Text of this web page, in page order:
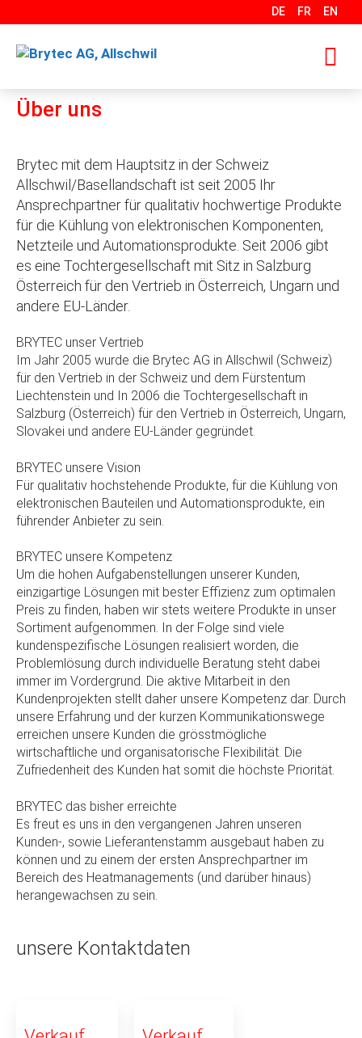
zum
Inhalt
DE FR EN
Über uns
Brytec mit dem Hauptsitz in der Schweiz
Allschwil/Basellandschaft ist seit 2005 Ihr
Ansprechpartner für qualitativ hochwertige Produkte
für die Kühlung von elektronischen Komponenten,
Netzteile und Automationsprodukte. Seit 2006 gibt
es eine Tochtergesellschaft mit Sitz in Salzburg
Österreich für den Vertrieb in Österreich, Ungarn und
andere EU-Länder.
BRYTEC unser Vertrieb
Im Jahr 2005 wurde die Brytec AG in Allschwil (Schweiz)
für den Vertrieb in der Schweiz und dem Fürstentum
Liechtenstein und In 2006 die Tochtergesellschaft in
Salzburg (Österreich) für den Vertrieb in Österreich, Ungarn,
Slovakei und andere EU-Länder gegründet.
BRYTEC unsere Vision
Für qualitativ hochstehende Produkte, für die Kühlung von
elektronischen Bauteilen und Automationsprodukte, ein
führender Anbieter zu sein.
BRYTEC unsere Kompetenz
Um die hohen Aufgabenstellungen unserer Kunden,
einzigartige Lösungen mit bester Effizienz zum optimalen
Preis zu finden, haben wir stets weitere Produkte in unser
Sortiment aufgenommen. In der Folge sind viele
kundenspezifische Lösungen realisiert worden, die
Problemlösung durch individuelle Beratung steht dabei
immer im Vordergrund. Die aktive Mitarbeit in den
Kundenprojekten stellt daher unsere Kompetenz dar. Durch
unsere Erfahrung und der kurzen Kommunikationswege
erreichen unsere Kunden die grösstmögliche
wirtschaftliche und organisatorische Flexibilität. Die
Zufriedenheit des Kunden hat somit die höchste Priorität.
BRYTEC das bisher erreichte
Es freut es uns in den vergangenen Jahren unseren
Kunden-, sowie Lieferantenstamm ausgebaut haben zu
können und zu einem der ersten Ansprechpartner im
Bereich des Heatmanagements (und darüber hinaus)
herangewachsen zu sein.
unsere Kontaktdaten